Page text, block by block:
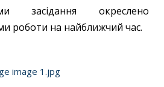
засідання окреслено
роботи на найближчий час.